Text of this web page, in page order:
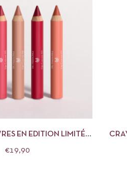
EN EDITION LIMITÉE
€19,90